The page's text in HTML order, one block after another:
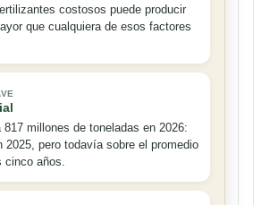
costosos puede producir
que cualquiera de esos factores
817 millones de toneladas en 2026:
2025, pero todavía sobre el promedio
años.